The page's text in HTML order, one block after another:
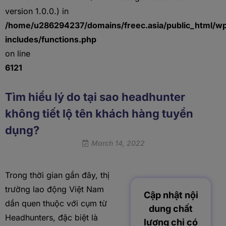
version 1.0.0.) in
/home/u286294237/domains/freec.asia/public_html/
includes/functions.php
on line
6121
Tìm hiểu lý do tại sao headhunter
không tiết lộ tên khách hàng tuyển
dụng?
March 14, 2022
Trong thời gian gần đây, thị
trường lao động Việt Nam
dần quen thuộc với cụm từ
Headhunters, đặc biệt là
Cập nhật nội
dung chất
lượng chỉ có